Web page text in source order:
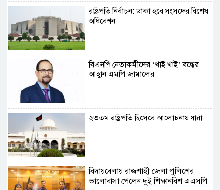
রাষ্ট্রপতি নির্বাচন: ডাকা হবে সংসদের বিশেষ
অধিবেশন
বিএনপি নেতাকর্মীদের ‘খাই খাই’ বন্ধের
আহ্বান এমপি জামালের
২৩তম রাষ্ট্রপতি হিসেবে আলোচনায় যারা
বিদায়বেলায় রাজশাহী জেলা পুলিশের
ভালোবাসা পেলেন দুই শিক্ষানবিশ এএসপি